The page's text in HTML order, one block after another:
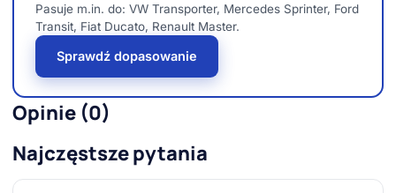
Pasuje m.in. do: VW Transporter, Mercedes Sprinter, Ford
Transit, Fiat Ducato, Renault Master.
Sprawdź dopasowanie
Opinie (0)
Najczęstsze pytania